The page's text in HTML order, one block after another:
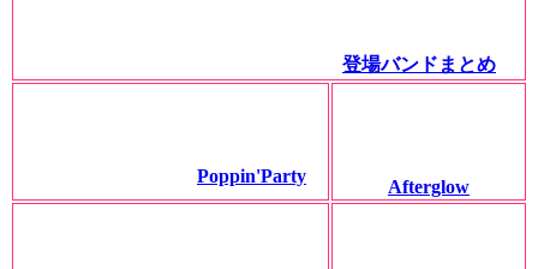
登場バンドまとめ
Poppin'Party
Afterglow